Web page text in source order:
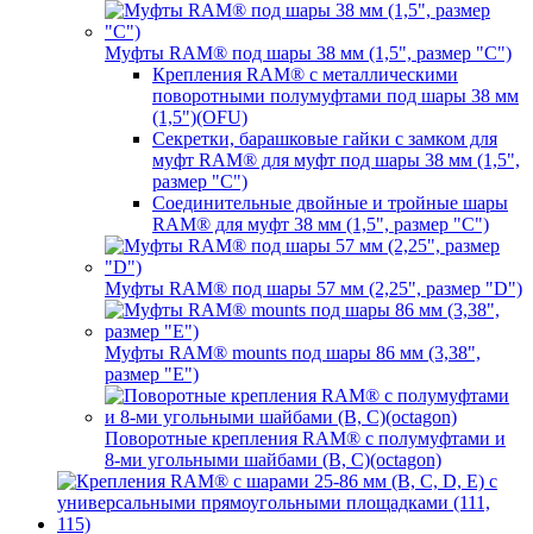
Муфты RAM® под шары 38 мм (1,5", размер "C")
Крепления RAM® с металлическими
поворотными полумуфтами под шары 38 мм
(1,5")(OFU)
Секретки, барашковые гайки с замком для
муфт RAM® для муфт под шары 38 мм (1,5",
размер "C")
Соединительные двойные и тройные шары
RAM® для муфт 38 мм (1,5", размер "C")
Муфты RAM® под шары 57 мм (2,25", размер "D")
Муфты RAM® mounts под шары 86 мм (3,38",
размер "E")
Поворотные крепления RAM® c полумуфтами и
8-ми угольными шайбами (B, C)(octagon)